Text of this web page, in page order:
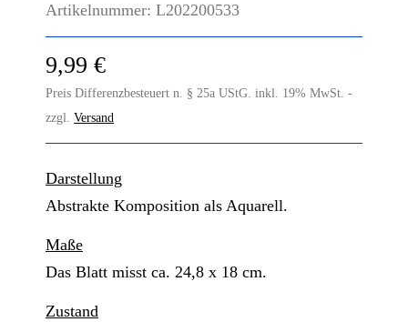
Artikelnummer: L202200533
9,99 €
Preis Differenzbesteuert n. § 25a UStG. inkl. 19% MwSt. -
zzgl. Versand
Darstellung
Abstrakte Komposition als Aquarell.
Maße
Das Blatt misst ca. 24,8 x 18 cm.
Zustand